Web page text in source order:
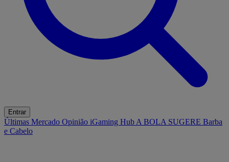
Entrar
Últimas Mercado Opinião iGaming Hub A BOLA SUGERE Barba
e Cabelo